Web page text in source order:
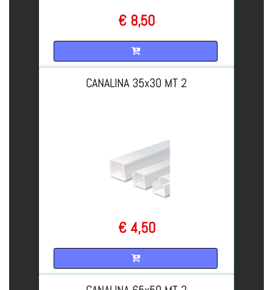
€ 8,50
CANALINA 35x30 MT 2
€ 4,50